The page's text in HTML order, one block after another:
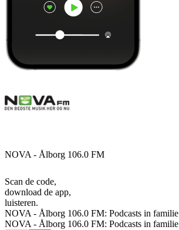
NOVA - Ålborg 106.0 FM
Scan de code,
download de app,
luisteren.
NOVA - Ålborg 106.0 FM: Podcasts in familie
NOVA - Ålborg 106.0 FM: Podcasts in familie